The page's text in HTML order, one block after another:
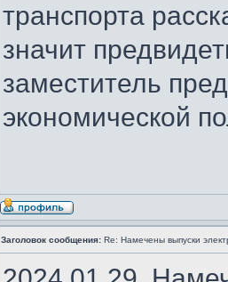
транспорта
значит
заместитель
экономической
Заголовок сообщения: Re: Намечены выпуски